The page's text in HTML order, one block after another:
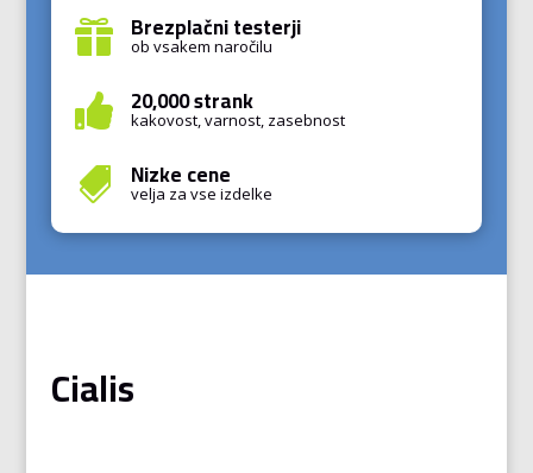
 Brezplačni testerji
ob vsakem naročilu
 20,000 strank
kakovost, varnost, zasebnost
 Nizke cene
velja za vse izdelke
Cialis